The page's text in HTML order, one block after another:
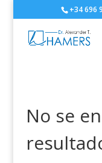
+34 696
No se